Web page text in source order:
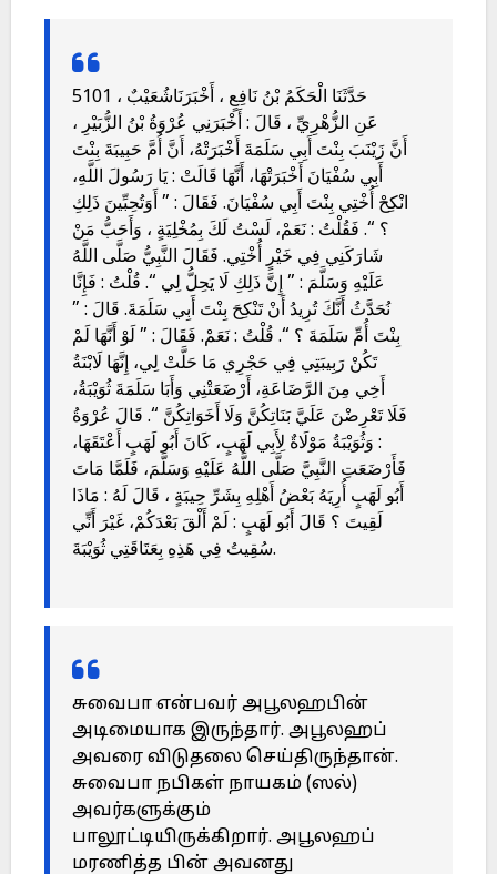
5101 حَدَّثَنَا الْحَكَمُ بْنُ نَافِعٍ ، أَخْبَرَنَاشُعَيْبٌ ،
عَنِ الزُّهْرِيِّ ، قَالَ : أَخْبَرَنِي عُرْوَةُ بْنُ الزُّبَيْرِ ،
أَنَّ زَيْنَبَ بِنْتَ أَبِي سَلَمَةَ أَخْبَرَتْهُ، أَنَّ أُمَّ حَبِيبَةَ بِنْتَ
أَبِي سُفْيَانَ أَخْبَرَتْهَا، أَنَّهَا قَالَتْ : يَا رَسُولَ اللَّهِ،
انْكِحْ أُخْتِي بِنْتَ أَبِي سُفْيَانَ. فَقَالَ : ” أَوَتُحِبِّينَ ذَلِكِ
؟ “. فَقُلْتُ : نَعَمْ، لَسْتُ لَكَ بِمُخْلِيَةٍ ، وَأَحَبُّ مَنْ
شَارَكَنِي فِي خَيْرٍ أُخْتِي. فَقَالَ النَّبِيُّ صَلَّى اللَّهُ
عَلَيْهِ وَسَلَّمَ : ” إِنَّ ذَلِكِ لَا يَحِلُّ لِي “. قُلْتُ : فَإِنَّا
نُحَدَّثُ أَنَّكَ تُرِيدُ أَنْ تَنْكِحَ بِنْتَ أَبِي سَلَمَةَ. قَالَ : ”
بِنْتَ أُمِّ سَلَمَةَ ؟ “. قُلْتُ : نَعَمْ. فَقَالَ : ” لَوْ أَنَّهَا لَمْ
تَكُنْ رَبِيبَتِي فِي حَجْرِي مَا حَلَّتْ لِي، إِنَّهَا لَابْنَةُ
أَخِي مِنَ الرَّضَاعَةِ، أَرْضَعَتْنِي وَأَبَا سَلَمَةَ ثُوَيْبَةُ،
فَلَا تَعْرِضْنَ عَلَيَّ بَنَاتِكُنَّ وَلَا أَخَوَاتِكُنَّ “. قَالَ عُرْوَةُ
: وَثُوَيْبَةُ مَوْلَاةٌ لِأَبِي لَهَبٍ، كَانَ أَبُو لَهَبٍ أَعْتَقَهَا،
فَأَرْضَعَتِ النَّبِيَّ صَلَّى اللَّهُ عَلَيْهِ وَسَلَّمَ، فَلَمَّا مَاتَ
أَبُو لَهَبٍ أُرِيَهُ بَعْضُ أَهْلِهِ بِشَرِّ حِيبَةٍ ، قَالَ لَهُ : مَاذَا
لَقِيتَ ؟ قَالَ أَبُو لَهَبٍ : لَمْ أَلْقَ بَعْدَكُمْ، غَيْرَ أَنِّي
سُقِيتُ فِي هَذِهِ بِعَتَاقَتِي ثُوَيْبَةَ.
சுவைபா என்பவர் அபூலஹபின்
அடிமையாக இருந்தார். அபூலஹப்
அவரை விடுதலை செய்திருந்தான்.
சுவைபா நபிகள் நாயகம் (ஸல்)
அவர்களுக்கும்
பாலூட்டியிருக்கிறார். அபூலஹப்
மரணித்த பின் அவனது